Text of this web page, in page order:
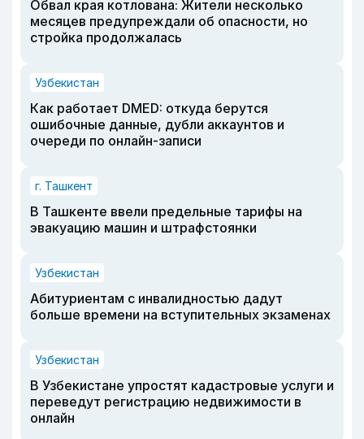
Обвал края котлована: Жители несколько
месяцев предупреждали об опасности, но
стройка продолжалась
Узбекистан
Как работает DMED: откуда берутся
ошибочные данные, дубли аккаунтов и
очереди по онлайн-записи
г. Ташкент
В Ташкенте ввели предельные тарифы на
эвакуацию машин и штрафстоянки
Узбекистан
Абитуриентам с инвалидностью дадут
больше времени на вступительных экзаменах
Узбекистан
В Узбекистане упростят кадастровые услуги и
переведут регистрацию недвижимости в
онлайн